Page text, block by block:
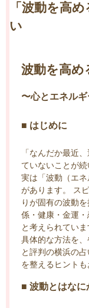
「波動を高
い
波動を高め
〜心とエネル
■ はじめに
「なんだか最近
ていないことが
実は「波動（エ
があります。 ス
りが固有の波動
係・健康・金運
と考えられてい
具体的な方法を
と評判の横浜の
を整えるヒントも
■ 波動とはなに